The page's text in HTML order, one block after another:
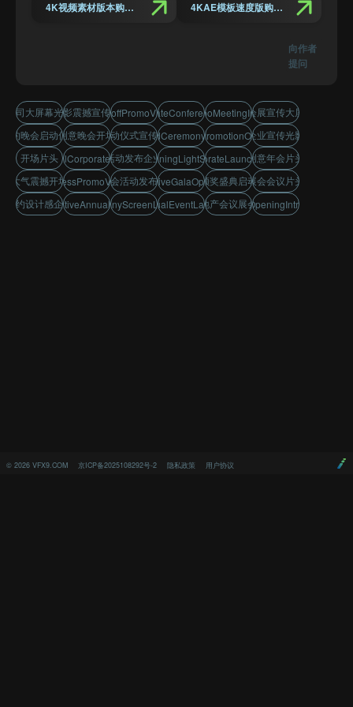
© 2026 VFX9.COM 京ICP备2025108292号-2 隐私政策 用户协议
4K视频素材版本购买链接 4KAE模板速度版购买链接
向作者
提问
公司大屏幕光影光影震撼宣传片KickoffPromoVideo
RealEstateConferenceExpo
ExpoMeetingIntro会展宣传大屏
简约晚会启动仪式创意晚会开场启动仪式宣传片AwardCeremonyShow
EventPromotionOpening
企业宣传光影
开场片头
MinimalCorporateDesign
活动发布企业StunningLightShowCorporateLaunchIntro
创意年会片头
大气震撼开场
BusinessPromoVisuals
年会活动发布会CreativeGalaOpening颁奖盛典启动展会会议片头
简约设计感企业CreativeAnnualStart
CompanyScreenLighting
AnnualEventLaunch地产会议展会OpeningIntro